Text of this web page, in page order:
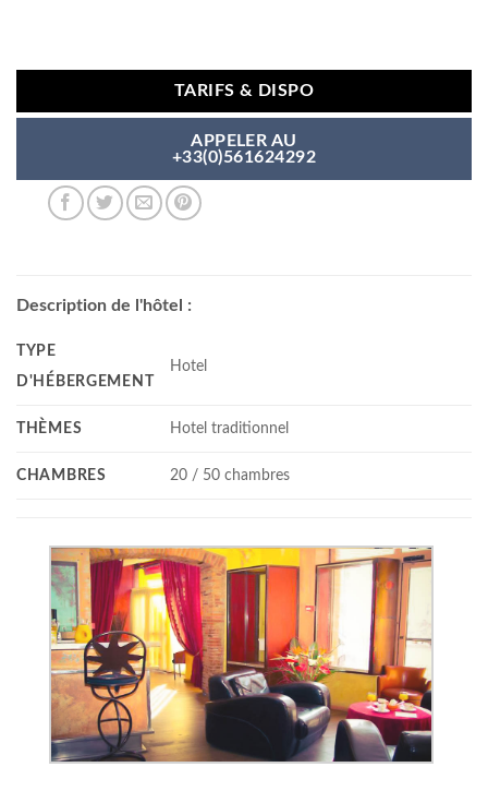
TARIFS & DISPO
APPELER AU
+33(0)561624292
Description de l'hôtel :
TYPE
D'HÉBERGEMENT
Hotel
THÈMES Hotel traditionnel
CHAMBRES 20 / 50 chambres